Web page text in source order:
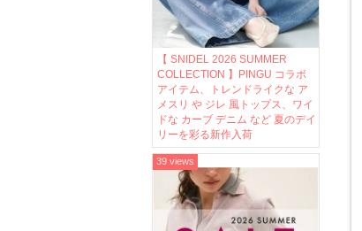
【 SNIDEL 2026 SUMMER
COLLECTION 】PINGU コラボ
アイテム、トレンドライクな ア
メスリ や ジレ 風トップス、ワイ
ドな カーブ デニム など 夏のデイ
リーを彩る新作入荷
39 views